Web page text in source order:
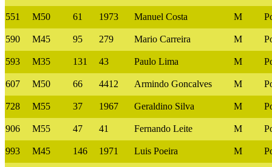
551 M50 61 1973 Manuel Costa M
590 M45 95 279 Mario Carreira M
593 M35 131 43 Paulo Lima M
607 M50 66 4412 Armindo Goncalves M
728 M55 37 1967 Geraldino Silva M
906 M55 47 41 Fernando Leite M
993 M45 146 1971 Luis Poeira M